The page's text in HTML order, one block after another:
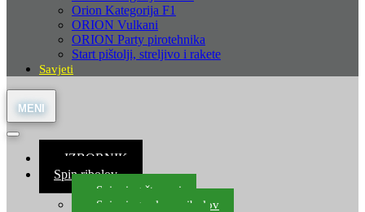
Orion Kategorija F1
ORION Vulkani
ORION Party pirotehnika
Start pištolji, streljivo i rakete
Savjeti
≡ IZBORNIK
Spin ribolov
Spinning štapovi
Spinning role za ribolov